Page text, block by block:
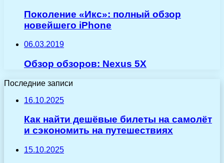
Поколение «Икс»: полный обзор
новейшего iPhone
06.03.2019
Обзор обзоров: Nexus 5X
Последние записи
16.10.2025
Как найти дешёвые билеты на самолёт
и сэкономить на путешествиях
15.10.2025